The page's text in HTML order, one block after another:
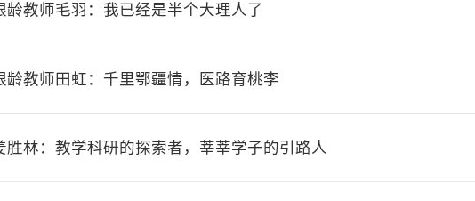
龄教师毛羽：我已经是半个大理人了
龄教师田虹：千里鄂疆情，医路育桃李
胜林：教学科研的探索者，莘莘学子的引路人